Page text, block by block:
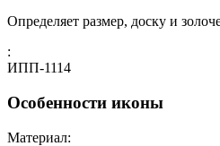
Определяет размер, доску и
:
ИПП-1114
Особенности иконы
Материал: